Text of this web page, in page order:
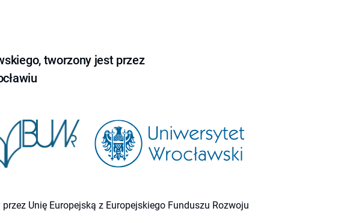
tworzony jest przez
Unię Europejską z Europejskiego Funduszu Rozwoju